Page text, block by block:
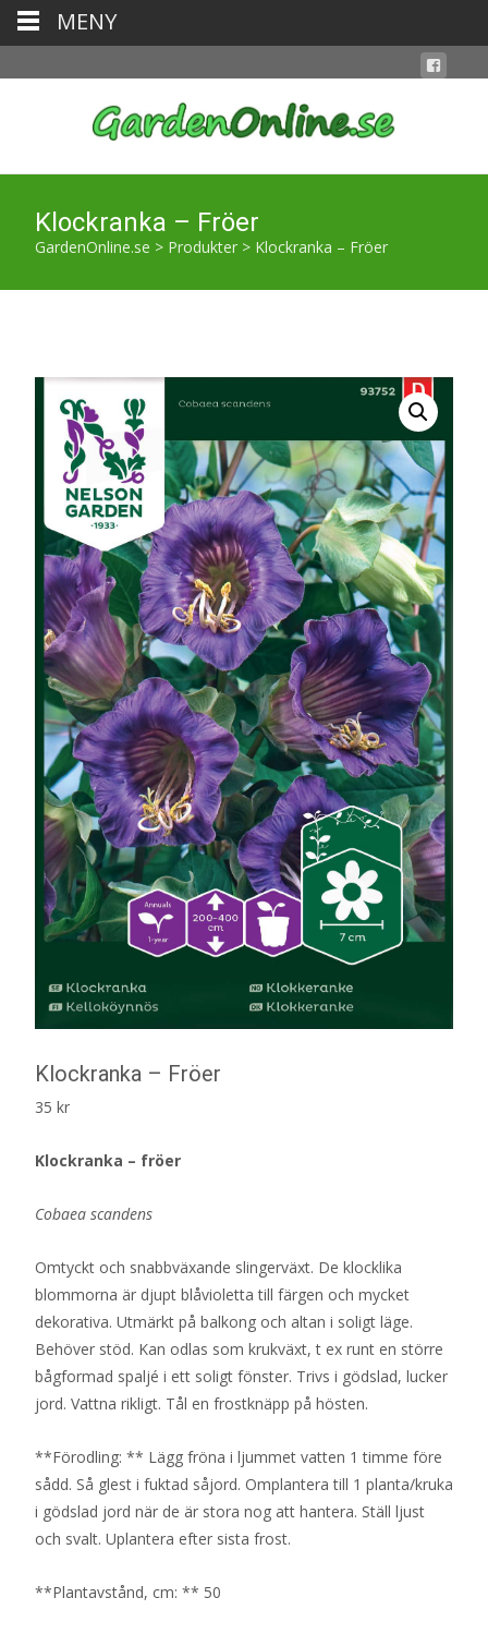
Klockranka – Fröer
GardenOnline.se > Produkter > Klockranka – Fröer
Klockranka – Fröer
35 kr
Klockranka – fröer
Cobaea scandens
Omtyckt och snabbväxande slingerväxt. De klocklika
blommorna är djupt blåvioletta till färgen och mycket
dekorativa. Utmärkt på balkong och altan i soligt läge.
Behöver stöd. Kan odlas som krukväxt, t ex runt en större
bågformad spaljé i ett soligt fönster. Trivs i gödslad, lucker
jord. Vattna rikligt. Tål en frostknäpp på hösten.
**Förodling: ** Lägg fröna i ljummet vatten 1 timme före
sådd. Så glest i fuktad såjord. Omplantera till 1 planta/kruka
i gödslad jord när de är stora nog att hantera. Ställ ljust
och svalt. Uplantera efter sista frost.
**Plantavstånd, cm: ** 50
MENY